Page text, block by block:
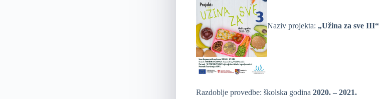
Naziv projekta: „Užina za sve III“
Razdoblje provedbe: školska godina 2020. – 2021.